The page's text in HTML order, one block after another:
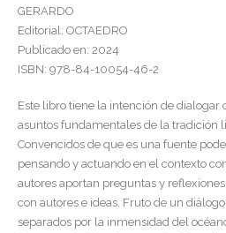
GERARDO
Editorial: OCTAEDRO
Publicado en: 2024
ISBN: 978-84-10054-46-2
Este libro tiene la intención de dialogar
asuntos fundamentales de la tradición
Convencidos de que es una fuente
pensando y actuando en el contexto
autores aportan preguntas y
con autores e ideas. Fruto de un
separados por la inmensidad del